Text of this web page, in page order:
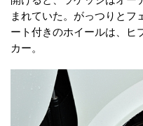
まれていた。がっつりとフ
ート付きのホイールは、ヒ
カー。